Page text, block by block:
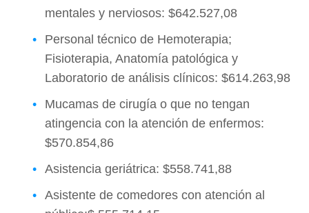
mentales y nerviosos: $642.527,08
Personal técnico de Hemoterapia;
Fisioterapia, Anatomía patológica y
Laboratorio de análisis clínicos: $614.263,98
Mucamas de cirugía o que no tengan
atingencia con la atención de enfermos:
$570.854,86
Asistencia geriátrica: $558.741,88
Asistente de comedores con atención al